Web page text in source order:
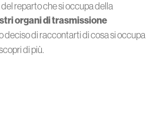
reparto che si occupa della
organi di trasmissione
deciso di raccontarti di cosa si occupa
di più.